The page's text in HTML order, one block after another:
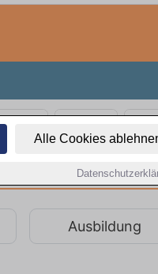
Alle Cookies
Ausbildung